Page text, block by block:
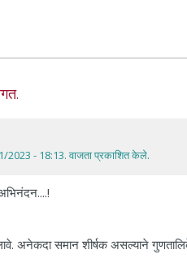
2023 - 18:13. वाजता प्रकाशित केले.
अनेकदा समान शीर्षक असल्याने